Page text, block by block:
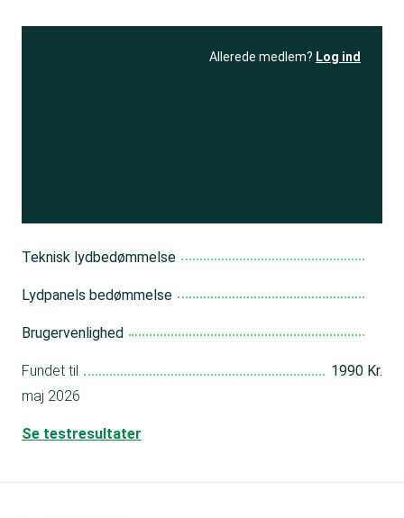
Allerede medlem? Log ind
Teknisk lydbedømmelse
Lydpanels bedømmelse
Brugervenlighed
Fundet til
1990 Kr.
maj 2026
Se testresultater